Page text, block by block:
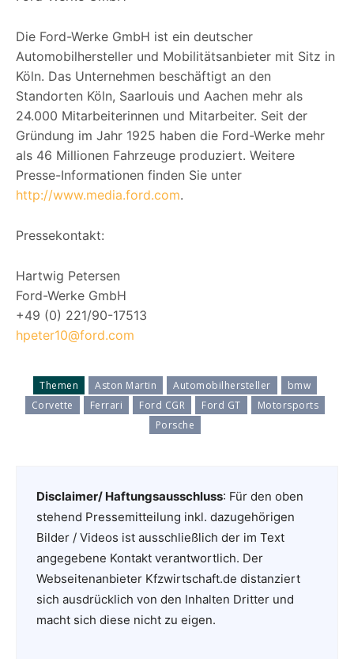
Die Ford-Werke GmbH ist ein deutscher
Automobilhersteller und Mobilitätsanbieter mit Sitz in
Köln. Das Unternehmen beschäftigt an den
Standorten Köln, Saarlouis und Aachen mehr als
24.000 Mitarbeiterinnen und Mitarbeiter. Seit der
Gründung im Jahr 1925 haben die Ford-Werke mehr
als 46 Millionen Fahrzeuge produziert. Weitere
Presse-Informationen finden Sie unter
http://www.media.ford.com.
Pressekontakt:
Hartwig Petersen
Ford-Werke GmbH
+49 (0) 221/90-17513
hpeter10@ford.com
Themen Aston Martin Automobilhersteller
bmw
Corvette
Ferrari Ford CGR Ford GT
Motorsports
Porsche
Disclaimer/ Haftungsausschluss: Für den oben
stehend Pressemitteilung inkl. dazugehörigen
Bilder / Videos ist ausschließlich der im Text
angegebene Kontakt verantwortlich. Der
Webseitenanbieter Kfzwirtschaft.de distanziert
sich ausdrücklich von den Inhalten Dritter und
macht sich diese nicht zu eigen.